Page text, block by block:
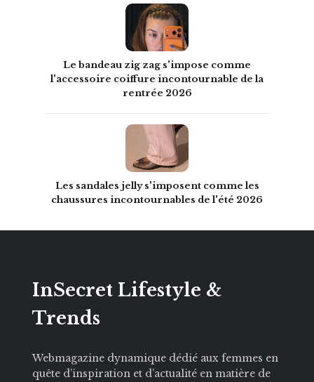
Le bandeau zig zag s'impose comme
l'accessoire coiffure incontournable de la
rentrée 2026
Les sandales jelly s'imposent comme les
chaussures incontournables de l'été 2026
InSecret Lifestyle &
Trends
Webmagazine dynamique dédié aux femmes en
quête d’inspiration et d’actualité en matière de